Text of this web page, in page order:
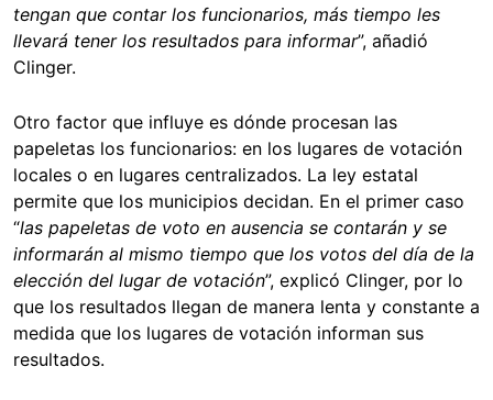
tengan que contar los funcionarios, más tiempo les
llevará tener los resultados para informar”, añadió
Clinger.
Otro factor que influye es dónde procesan las
papeletas los funcionarios: en los lugares de votación
locales o en lugares centralizados. La ley estatal
permite que los municipios decidan. En el primer caso
“las papeletas de voto en ausencia se contarán y se
informarán al mismo tiempo que los votos del día de la
elección del lugar de votación”, explicó Clinger, por lo
que los resultados llegan de manera lenta y constante a
medida que los lugares de votación informan sus
resultados.